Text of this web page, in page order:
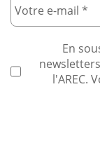
En
l'AREC.